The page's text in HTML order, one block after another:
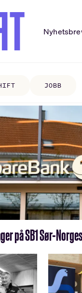
JOBB
på SB1 Sør-